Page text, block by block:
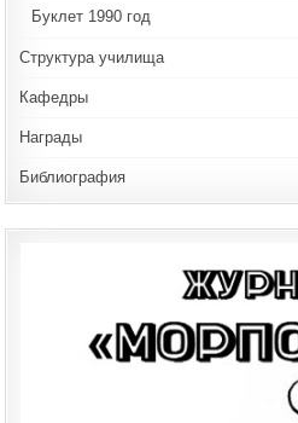
Буклет 1990 год
Структура училища
Кафедры
Награды
Библиография